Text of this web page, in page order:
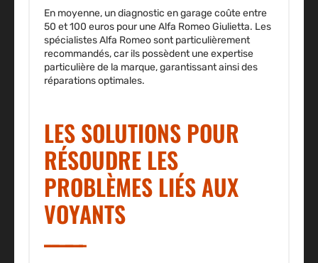
En moyenne, un diagnostic en garage coûte entre
50 et 100 euros pour une Alfa Romeo Giulietta. Les
spécialistes Alfa Romeo sont particulièrement
recommandés, car ils possèdent une expertise
particulière de la marque, garantissant ainsi des
réparations optimales.
LES SOLUTIONS POUR
RÉSOUDRE LES
PROBLÈMES LIÉS AUX
VOYANTS